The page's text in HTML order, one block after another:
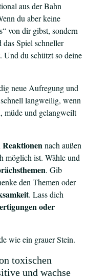
aus der Bahn
du aber keine
von dir gibst, sondern
Spiel schneller
Und du schützt so deine
neue Aufregung und
langweilig, wenn
müde und gelangweilt
Reaktionennach außen
möglich ist. Wähle und
. Gib
den Themen oder
. Lass dich
oder
wie ein grauer Stein.
toxischen
und wachse